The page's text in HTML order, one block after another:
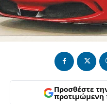
Προσθέστε
προτιμώμενη